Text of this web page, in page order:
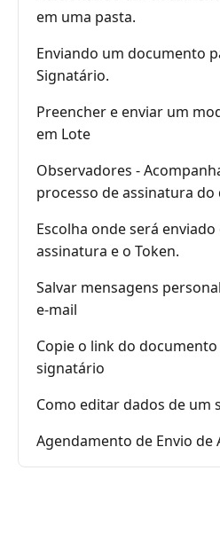
em uma pasta.
Enviando um documento
Signatário.
Preencher e enviar um
em Lote
Observadores -
processo de assinatura
Escolha onde será
assinatura e o Token.
Salvar mensagens
e-mail
Copie o link do
signatário
Como editar dados de um
Agendamento de Envio de